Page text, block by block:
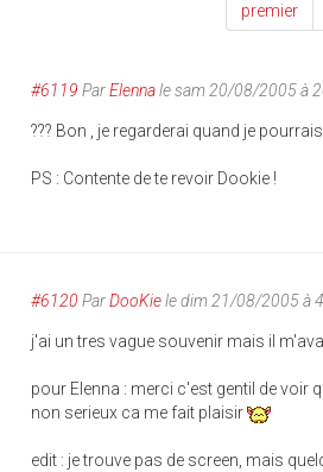
premier
#6119 ParElennale sam 20/08/2005 à
??? Bon , je regarderai quand je
PS : Contente de te revoir Dookie !
#6120 ParDooKiele dim 21/08/2005 à
j'ai un tres vague souvenir mais il
pour Elenna : merci c'est gentil de voir
non serieux ca me fait plaisir
edit : je trouve pas de screen, mais